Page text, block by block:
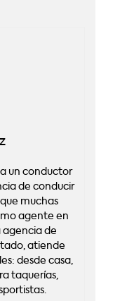
un conductor
de conducir
muchas
agente en
agencia de
atiende
desde casa,
taquerías,